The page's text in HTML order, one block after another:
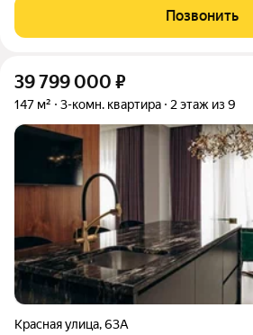
построен в Кёнигсберге в районе
годов «Обществом
Позвонить
39 799 000 ₽
147 м² 3-комн. квартира 2 этаж из 9
Красная улица,63А